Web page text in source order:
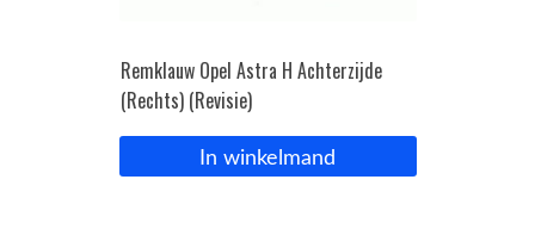
Remklauw Opel Astra H Achterzijde
(Rechts) (Revisie)
In winkelmand